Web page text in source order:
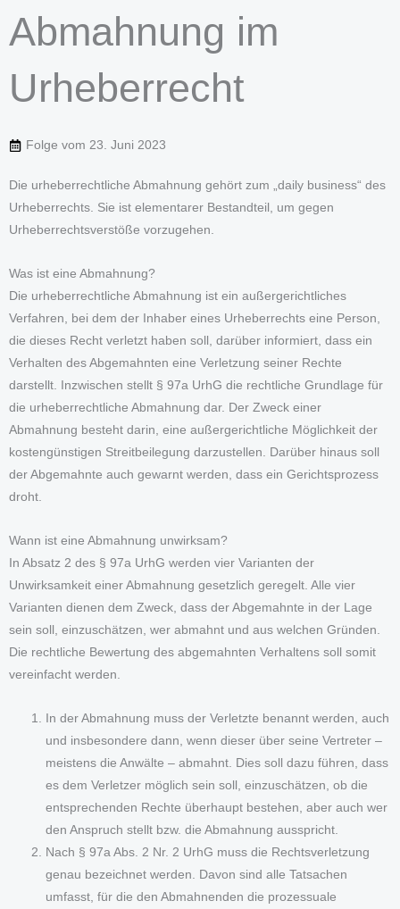
Abmahnung im
Urheberrecht
Folge vom 23. Juni 2023
Die urheberrechtliche Abmahnung gehört zum „daily business“ des
Urheberrechts. Sie ist elementarer Bestandteil, um gegen
Urheberrechtsverstöße vorzugehen.
Was ist eine Abmahnung?
Die urheberrechtliche Abmahnung ist ein außergerichtliches
Verfahren, bei dem der Inhaber eines Urheberrechts eine Person,
die dieses Recht verletzt haben soll, darüber informiert, dass ein
Verhalten des Abgemahnten eine Verletzung seiner Rechte
darstellt. Inzwischen stellt § 97a UrhG die rechtliche Grundlage für
die urheberrechtliche Abmahnung dar. Der Zweck einer
Abmahnung besteht darin, eine außergerichtliche Möglichkeit der
kostengünstigen Streitbeilegung darzustellen. Darüber hinaus soll
der Abgemahnte auch gewarnt werden, dass ein Gerichtsprozess
droht.
Wann ist eine Abmahnung unwirksam?
In Absatz 2 des § 97a UrhG werden vier Varianten der
Unwirksamkeit einer Abmahnung gesetzlich geregelt. Alle vier
Varianten dienen dem Zweck, dass der Abgemahnte in der Lage
sein soll, einzuschätzen, wer abmahnt und aus welchen Gründen.
Die rechtliche Bewertung des abgemahnten Verhaltens soll somit
vereinfacht werden.
In der Abmahnung muss der Verletzte benannt werden, auch
und insbesondere dann, wenn dieser über seine Vertreter –
meistens die Anwälte – abmahnt. Dies soll dazu führen, dass
es dem Verletzer möglich sein soll, einzuschätzen, ob die
entsprechenden Rechte überhaupt bestehen, aber auch wer
den Anspruch stellt bzw. die Abmahnung ausspricht.
Nach § 97a Abs. 2 Nr. 2 UrhG muss die Rechtsverletzung
genau bezeichnet werden. Davon sind alle Tatsachen
umfasst, für die den Abmahnenden die prozessuale